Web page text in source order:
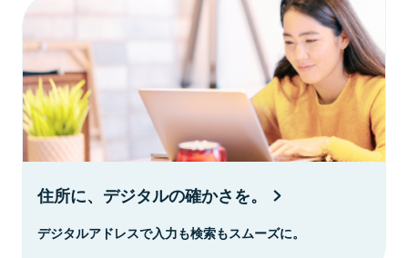
住所に、デジタルの確かさを。
デジタルアドレスで入力も検索もスムーズに。